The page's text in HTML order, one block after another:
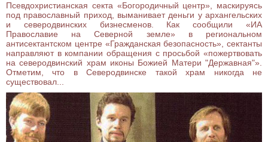
Псевдохристианская секта «Богородичный центр», маскируясь
под православный приход, выманивает деньги у архангельских
и северодвинских бизнесменов. Как сообщили «ИА
Православие на Северной земле» в региональном
антисектантском центре «Гражданская безопасность», сектанты
направляют в компании обращения с просьбой «пожертвовать
на северодвинский храм иконы Божией Матери "Державная"».
Отметим, что в Северодвинске такой храм никогда не
существовал...